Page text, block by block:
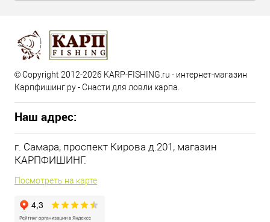
© Copyright 2012-2026 KARP-FISHING.ru - интернет-магазин
Карпфишинг.ру - Снасти для ловли карпа.
Наш адрес:
г. Самара, проспект Кирова д.201, магазин
КАРПФИШИНГ.
Посмотреть на карте